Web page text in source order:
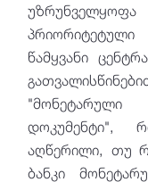
მონეტარული
დოკუმენტები
მონეტარული
მონეტარული
წამყვანი
დოკუმენტი",
აღწერილი, თუ
ბანკი